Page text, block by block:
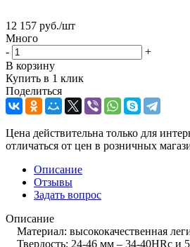
12 157 руб./шт
Много
-
+
В корзину
Купить в 1 клик
Поделиться
Цена действительна только для
отличаться от цен в розничных
Описание
Отзывы
Задать вопрос
Описание
Материал: высококачественная
Твердость: 24-46 мм – 34-40HRc и